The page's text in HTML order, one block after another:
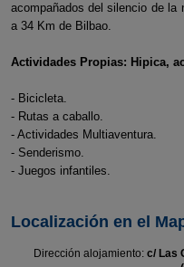
acompañados del silencio de
a 34 Km de Bilbao.
Actividades Propias: Hipica,
- Bicicleta.
- Rutas a caballo.
- Actividades Multiaventura.
- Senderismo.
- Juegos infantiles.
Localización en el
Dirección alojamiento: c/ Las